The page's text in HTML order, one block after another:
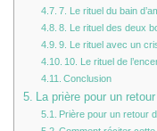
7. Le rituel du bain
8. Le rituel des deux
9. Le rituel avec un
10. Le rituel de
Conclusion
La prière pour un
Prière pour un retour